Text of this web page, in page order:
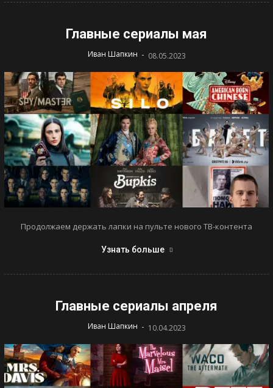
Главные сериалы мая
Иван Шапкин - 08.05.2023
Продолжаем держать лапки на пульте нового ТВ-контента
Узнать больше
Главные сериалы апреля
Иван Шапкин - 10.04.2023